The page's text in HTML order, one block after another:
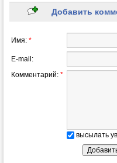
Добавить
Имя: *
E-mail:
Комментарий: *
высылать